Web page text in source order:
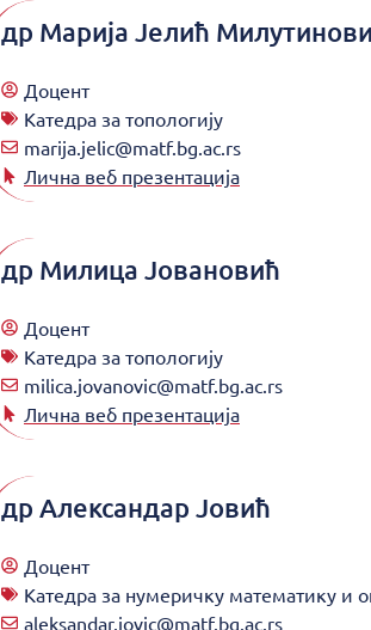
др Марија Јелић
Доцент
Катедра за топологију
marija.jelic@matf.bg.ac.rs
Лична веб презентација
др Милица Јовановић
Доцент
Катедра за топологију
milica.jovanovic@matf.bg.ac.rs
Лична веб презентација
др Александар Јовић
Доцент
Катедра за нумеричку математику и
aleksandar.jovic@matf.bg.ac.rs